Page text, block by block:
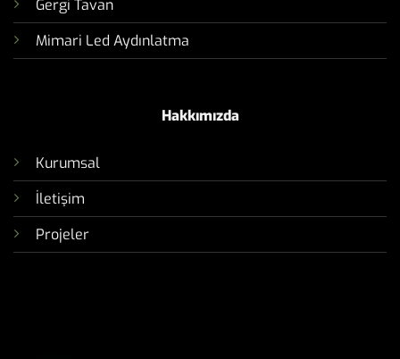
Gergi Tavan
Mimari Led Aydınlatma
Hakkımızda
Kurumsal
İletişim
Projeler